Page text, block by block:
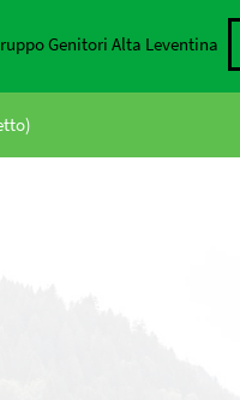
Genitori Alta Leventina